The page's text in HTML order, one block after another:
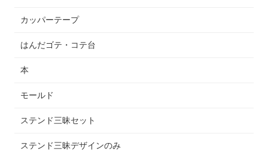
カッパーテープ
はんだゴテ・コテ台
本
モールド
ステンド三昧セット
ステンド三昧デザインのみ